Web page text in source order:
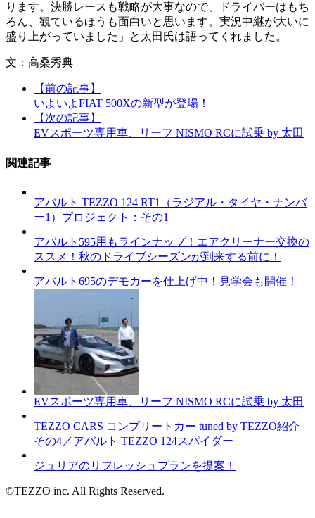
ります。決勝レースも戦略が大事なので、ドライバーはもち
ろん、観ているほうも面白いと思います。実況中継が大いに
盛り上がっていました」と太田氏は語ってくれました。
文：高桑秀典
【前の記事】
いよいよFIAT 500Xの新型が登場！
【次の記事】
EVスポーツ専用車、リーフ NISMO RCに試乗 by 太田
関連記事
アバルト TEZZO 124 RT1（ラジアル・タイヤ・ナンバ
ー1）プロジェクト：その1
アバルト595用もラインナップ！エアクリーナー交換の
ススメ！秋のドライブシーズンが到来する前に！
アバルト695のデモカーを仕上げ中！見学会も開催！
EVスポーツ専用車、リーフ NISMO RCに試乗 by 太田
TEZZO CARS コンプリートカー tuned by TEZZO紹介
その4／アバルト TEZZO 124スパイダー
ジュリアのリフレッシュプランを提案！
©TEZZO inc. All Rights Reserved.